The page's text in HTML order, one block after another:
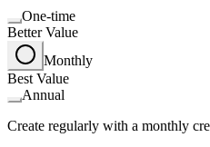
One-time
Better Value
Monthly
Best Value
Annual
Create regularly with a monthly